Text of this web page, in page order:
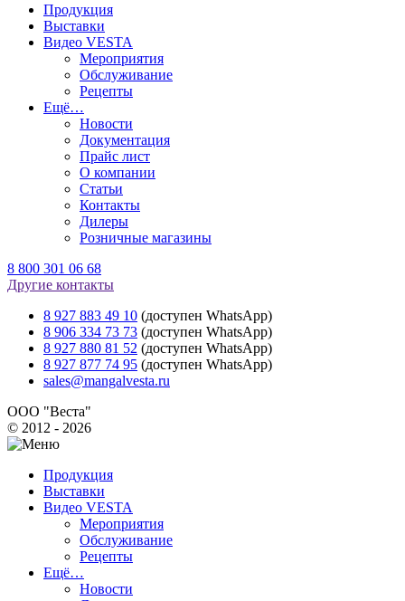
Продукция
Выставки
Видео VESTA
Мероприятия
Обслуживание
Рецепты
Ещё…
Новости
Документация
Прайс лист
О компании
Статьи
Контакты
Дилеры
Розничные магазины
8 800 301 06 68
Другие контакты
8 927 883 49 10 (доступен WhatsApp)
8 906 334 73 73 (доступен WhatsApp)
8 927 880 81 52 (доступен WhatsApp)
8 927 877 74 95 (доступен WhatsApp)
sales@mangalvesta.ru
ООО "Веста"
© 2012 - 2026
Продукция
Выставки
Видео VESTA
Мероприятия
Обслуживание
Рецепты
Ещё…
Новости